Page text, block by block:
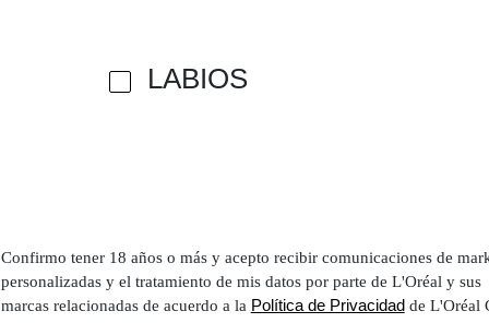
LABIOS
Confirmo tener 18 años o más y acepto recibir comunicaciones de
personalizadas y el tratamiento de mis datos por parte de L'Oréal y sus
marcas relacionadas de acuerdo a la Política de Privacidad de L'Oréal